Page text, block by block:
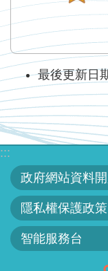
最後更新日
:::
政府網站資料
隱私權保護政策
智能服務台